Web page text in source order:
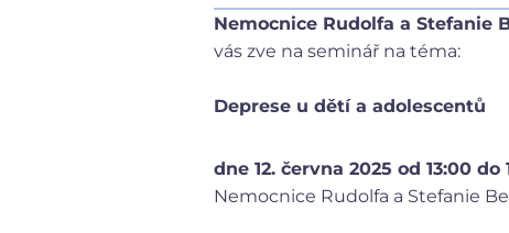
Nemocnice Rudolfa a Stefanie
vás zve na seminář na téma:
Deprese u dětí a adolescentů
dne 12. června 2025 od 13:00
Nemocnice Rudolfa a Stefanie